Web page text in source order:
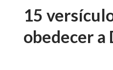
15
obedecer a